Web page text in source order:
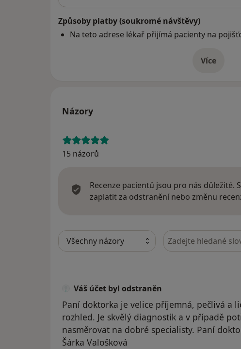
Způsoby platby (soukromé návštěvy)
Na teto adrese lékař přijímá pacienty na
Víceo adrese
Názory
15 názorů
Recenze pacientů jsou pro nás důležité.
zaplatit za odstranění nebo změnu
Hledejte v názorech
Váš účet byl odstraněn
Paní doktorka je velice příjemná, pečlivá a
rozhled. Je skvělý diagnostik a v případě
nasměrovat na dobré specialisty. Paní
Šárka Valošková